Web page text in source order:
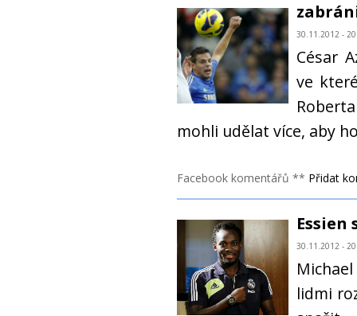
30.11.2012 -
César
ve
mohli udělat více, aby
Facebook komentářů ** Přidat
Essien
30.11.2012 -
lidmi